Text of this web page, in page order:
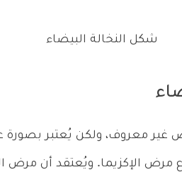
شكل النخالة البيضاء
غير معروف، ولكن يُعتبر
مرض الإكزيما. ويُعتقد أن